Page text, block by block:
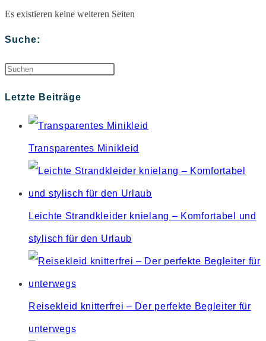
Freiheit
Eleganz
Es existieren keine weiteren Seiten
Suche:
Letzte Beiträge
Transparentes Minikleid
Leichte Strandkleider knielang – Komfortabel und
stylisch für den Urlaub
Reisekleid knitterfrei – Der perfekte Begleiter für
unterwegs